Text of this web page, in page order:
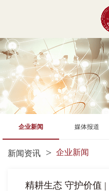
企业新闻 媒体报道
新闻资讯 企业新闻
精耕生态 守护价值